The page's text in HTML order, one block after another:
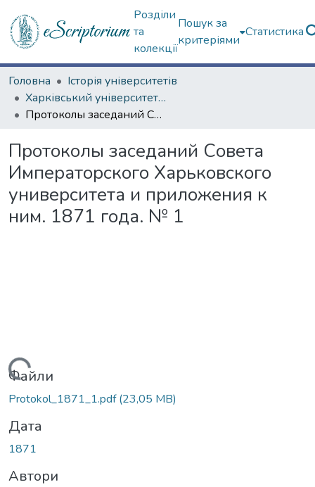
Розділи
та
колекції
Пошук за
критеріями
Статистика
Головна
Історія університетів
Харківський університет (до 217-річчя)
Протоколы заседаний Совета Императорского Харьковского университета и приложения к ним. 1871 года. № 1
Протоколы заседаний Совета
Императорского Харьковского
университета и приложения к
ним. 1871 года. № 1
Вантажиться...
Файли
Protokol_1871_1.pdf(23,05 MB)
Дата
1871
Автори